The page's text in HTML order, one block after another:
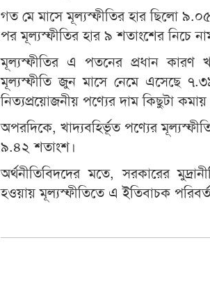
গত মে মাসে মূল্যস্ফীতির হার ছিলো
পর মূল্যস্ফীতির হার ৯ শতাংশের নিচে
মূল্যস্ফীতির এ পতনের প্রধান কারণ
মূল্যস্ফীতি জুন মাসে নেমে এসেছে
নিত্যপ্রয়োজনীয় পণ্যের দাম কিছুটা কমায়
অপরদিকে, খাদ্যবহির্ভূত পণ্যের
৯.৪২ শতাংশ।
অর্থনীতিবিদদের মতে, সরকারের
হওয়ায় মূল্যস্ফীতিতে এ ইতিবাচক